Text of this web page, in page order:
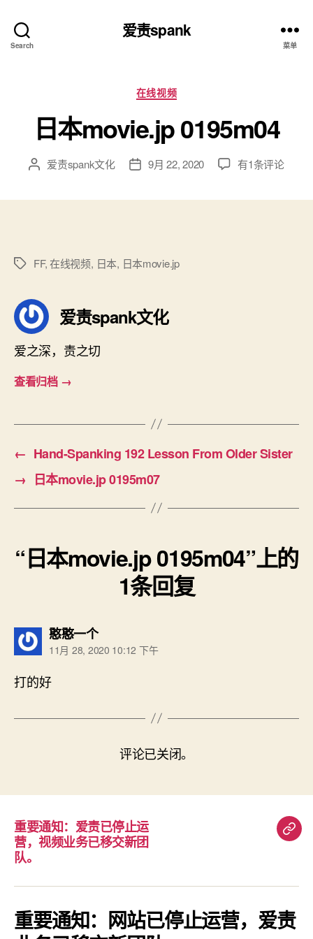
Search
爱责spank
菜单
分
类
在线视频
日本movie.jp 0195m04
文 爱责spank文化
发 9月 22, 2020
日
有1条评论
标
FF,在线视频, 日本, 日本movie.jp
爱责spank文化
爱之深，责之切
查看归档 →
← Hand-Spanking 192 Lesson From Older Sister
→ 日本movie.jp 0195m07
“日本movie.jp 0195m04”上的
1条回复
憨憨一个说：
11月 28, 2020 10:12 下午
打的好
评论已关闭。
重要通知：爱责已停止运
营，视频业务已移交新团
队。
重
知：
爱
责
重要通知：网站已停止运营，爱责